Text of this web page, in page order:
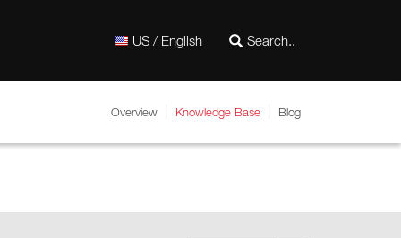
US / English
Overview Knowledge Base Blog